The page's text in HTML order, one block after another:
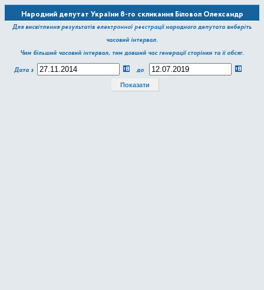
Народний депутат України 8-го скликання Біловол Олександр
Миколайович
Для висвітлення результатів електронної реєстрації народного депутата виберіть
часовий інтервал.
Чим більший часовий інтервал, тим довший час генерації сторінки та її обсяг.
Дата з до